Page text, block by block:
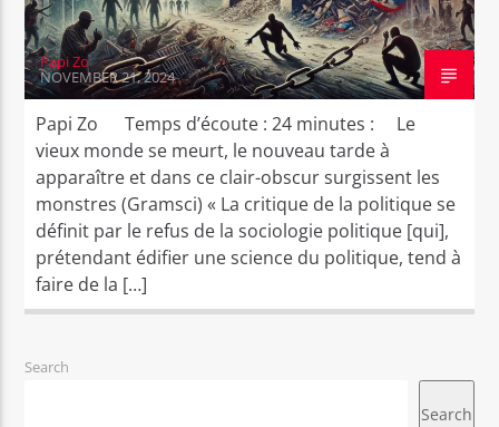
Papi Zo
NOVEMBER 21, 2024
Papi Zo Temps d’écoute : 24 minutes : Le
vieux monde se meurt, le nouveau tarde à
apparaître et dans ce clair-obscur surgissent les
monstres (Gramsci) « La critique de la politique se
définit par le refus de la sociologie politique [qui],
prétendant édifier une science du politique, tend à
faire de la […]
Search
Search